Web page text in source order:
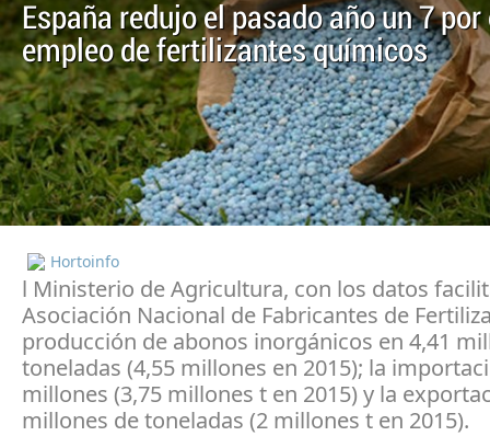
España redujo el pasado año un 7
empleo de fertilizantes químicos
Hortoinfo
l Ministerio de Agricultura, con los datos
Asociación Nacional de Fabricantes de
producción de abonos inorgánicos en 4,41
toneladas (4,55 millones en 2015); la
millones (3,75 millones t en 2015) y la
millones de toneladas (2 millones t en 2015).